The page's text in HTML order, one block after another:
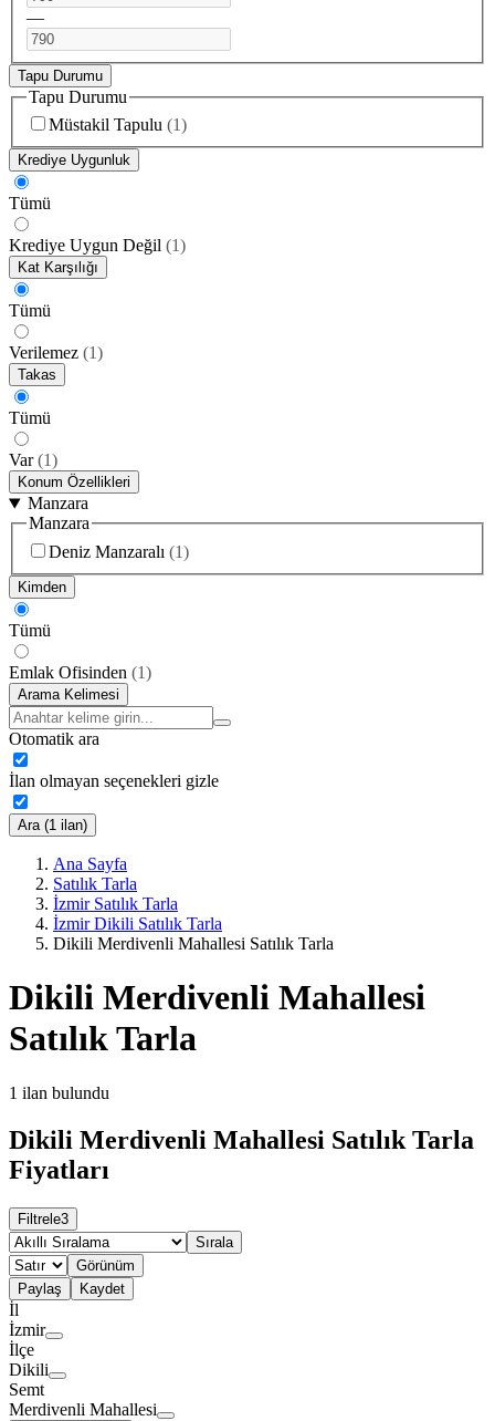
—
Tapu Durumu
Tapu Durumu
Müstakil Tapulu (1)
Krediye Uygunluk
Tümü
Krediye Uygun Değil (1)
Kat Karşılığı
Tümü
Verilemez (1)
Takas
Tümü
Var (1)
Konum Özellikleri
Manzara
Manzara
Deniz Manzaralı (1)
Kimden
Tümü
Emlak Ofisinden (1)
Arama Kelimesi
Otomatik ara
İlan olmayan seçenekleri gizle
Ara (1 ilan)
Ana Sayfa
Satılık Tarla
İzmir Satılık Tarla
İzmir Dikili Satılık Tarla
Dikili Merdivenli Mahallesi Satılık Tarla
Dikili Merdivenli Mahallesi
Satılık Tarla
1 ilan bulundu
Dikili Merdivenli Mahallesi Satılık Tarla
Fiyatları
Filtrele3
Sırala
Görünüm
Paylaş
Kaydet
İl
İzmir
İlçe
Dikili
Semt
Merdivenli Mahallesi